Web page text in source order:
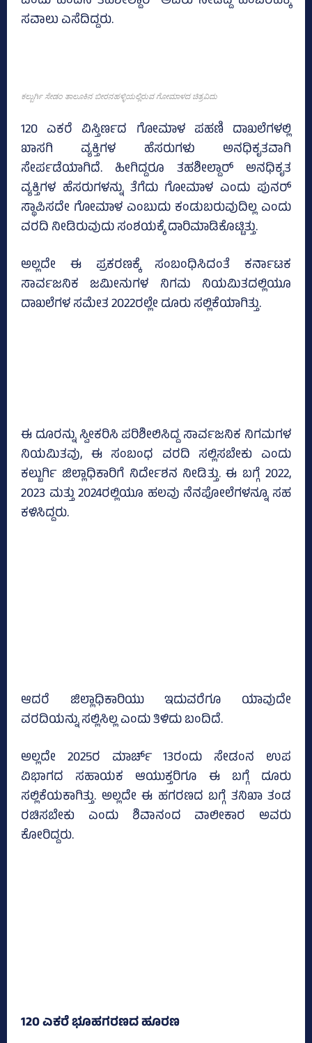
ಸವಾಲು ಎಸೆದಿದ್ದರು.
ಕಲ್ಬುರ್ಗಿ ಸೇಡಂ ತಾಲೂಕಿನ ಬೀರನಹಳ್ಳಿಯಲ್ಲಿರುವ ಗೋಮಾಳದ ಚಿತ್ರವಿದು
120 ಎಕರೆ ವಿಸ್ತಿರ್ಣದ ಗೋಮಾಳ ಪಹಣಿ ದಾಖಲೆಗಳಲ್ಲಿ
ಖಾಸಗಿ ವ್ಯಕ್ತಿಗಳ ಹೆಸರುಗಳು ಅನಧಿಕೃತವಾಗಿ
ಸೇರ್ಪಡೆಯಾಗಿದೆ. ಹೀಗಿದ್ದರೂ ತಹಶೀಲ್ದಾರ್ ಅನಧಿಕೃತ
ವ್ಯಕ್ತಿಗಳ ಹೆಸರುಗಳನ್ನು ತೆಗೆದು ಗೋಮಾಳ ಎಂದು ಪುನರ್
ಸ್ಥಾಪಿಸದೇ ಗೋಮಾಳ ಎಂಬುದು ಕಂಡುಬರುವುದಿಲ್ಲ ಎಂದು
ವರದಿ ನೀಡಿರುವುದು ಸಂಶಯಕ್ಕೆ ದಾರಿಮಾಡಿಕೊಟ್ಟಿತ್ತು.
ಅಲ್ಲದೇ ಈ ಪ್ರಕರಣಕ್ಕೆ ಸಂಬಂಧಿಸಿದಂತೆ ಕರ್ನಾಟಕ
ಸಾರ್ವಜನಿಕ ಜಮೀನುಗಳ ನಿಗಮ ನಿಯಮಿತದಲ್ಲಿಯೂ
ದಾಖಲೆಗಳ ಸಮೇತ 2022ರಲ್ಲೇ ದೂರು ಸಲ್ಲಿಕೆಯಾಗಿತ್ತು.
ಈ ದೂರನ್ನು ಸ್ವೀಕರಿಸಿ ಪರಿಶೀಲಿಸಿದ್ದ ಸಾರ್ವಜನಿಕ ನಿಗಮಗಳ
ನಿಯಮಿತವು, ಈ ಸಂಬಂಧ ವರದಿ ಸಲ್ಲಿಸಬೇಕು ಎಂದು
ಕಲ್ಬುರ್ಗಿ ಜಿಲ್ಲಾಧಿಕಾರಿಗೆ ನಿರ್ದೇಶನ ನೀಡಿತ್ತು. ಈ ಬಗ್ಗೆ 2022,
2023 ಮತ್ತು 2024ರಲ್ಲಿಯೂ ಹಲವು ನೆನಪೋಲೆಗಳನ್ನೂ ಸಹ
ಕಳಿಸಿದ್ದರು.
ಆದರೆ ಜಿಲ್ಲಾಧಿಕಾರಿಯು ಇದುವರೆಗೂ ಯಾವುದೇ
ವರದಿಯನ್ನು ಸಲ್ಲಿಸಿಲ್ಲ ಎಂದು ತಿಳಿದು ಬಂದಿದೆ.
ಅಲ್ಲದೇ 2025ರ ಮಾರ್ಚ್‌ 13ರಂದು ಸೇಡಂನ ಉಪ
ವಿಭಾಗದ ಸಹಾಯಕ ಆಯುಕ್ತರಿಗೂ ಈ ಬಗ್ಗೆ ದೂರು
ಸಲ್ಲಿಕೆಯಕಾಗಿತ್ತು. ಅಲ್ಲದೇ ಈ ಹಗರಣದ ಬಗ್ಗೆ ತನಿಖಾ ತಂಡ
ರಚಿಸಬೇಕು ಎಂದು ಶಿವಾನಂದ ವಾಲೀಕಾರ ಅವರು
ಕೋರಿದ್ದರು.
120 ಎಕರೆ ಭೂಹಗರಣದ ಹೂರಣ